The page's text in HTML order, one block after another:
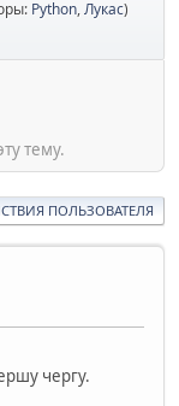
Python,Лукас)
тему.
ПОЛЬЗОВАТЕЛЯ
чергу.